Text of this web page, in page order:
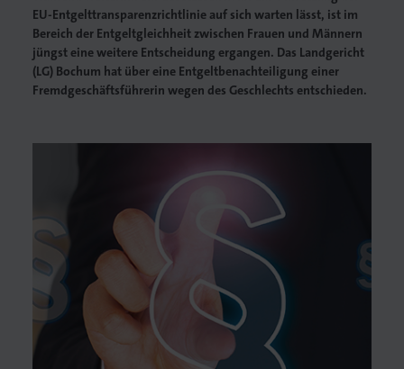
EU-Entgelttransparenzrichtlinie auf sich warten lässt, ist im
Bereich der Entgeltgleichheit zwischen Frauen und Männern
jüngst eine weitere Entscheidung ergangen. Das Landgericht
(LG) Bochum hat über eine Entgeltbenachteiligung einer
Fremdgeschäftsführerin wegen des Geschlechts entschieden.